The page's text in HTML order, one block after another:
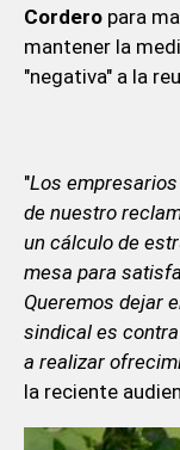
Corderopara
mantener la
"negativa" a la
"Los
de nuestro
un cálculo de
mesa para
Queremos dejar
sindical es
a realizar
la reciente